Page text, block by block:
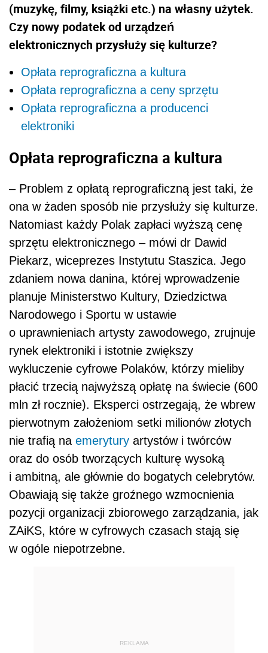
(muzykę, filmy, książki etc.) na własny użytek.
Czy nowy podatek od urządzeń
elektronicznych przysłuży się kulturze?
Opłata reprograficzna a kultura
Opłata reprograficzna a ceny sprzętu
Opłata reprograficzna a producenci
elektroniki
Opłata reprograficzna a kultura
– Problem z opłatą reprograficzną jest taki, że
ona w żaden sposób nie przysłuży się kulturze.
Natomiast każdy Polak zapłaci wyższą cenę
sprzętu elektronicznego – mówi dr Dawid
Piekarz, wiceprezes Instytutu Staszica. Jego
zdaniem nowa danina, której wprowadzenie
planuje Ministerstwo Kultury, Dziedzictwa
Narodowego i Sportu w ustawie
o uprawnieniach artysty zawodowego, zrujnuje
rynek elektroniki i istotnie zwiększy
wykluczenie cyfrowe Polaków, którzy mieliby
płacić trzecią najwyższą opłatę na świecie (600
mln zł rocznie). Eksperci ostrzegają, że wbrew
pierwotnym założeniom setki milionów złotych
nie trafią na emerytury artystów i twórców
oraz do osób tworzących kulturę wysoką
i ambitną, ale głównie do bogatych celebrytów.
Obawiają się także groźnego wzmocnienia
pozycji organizacji zbiorowego zarządzania, jak
ZAiKS, które w cyfrowych czasach stają się
w ogóle niepotrzebne.
REKLAMA